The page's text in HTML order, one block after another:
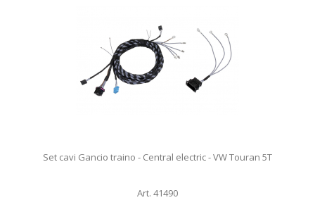
Set cavi Gancio traino - Central electric - VW Touran 5T
Art. 41490